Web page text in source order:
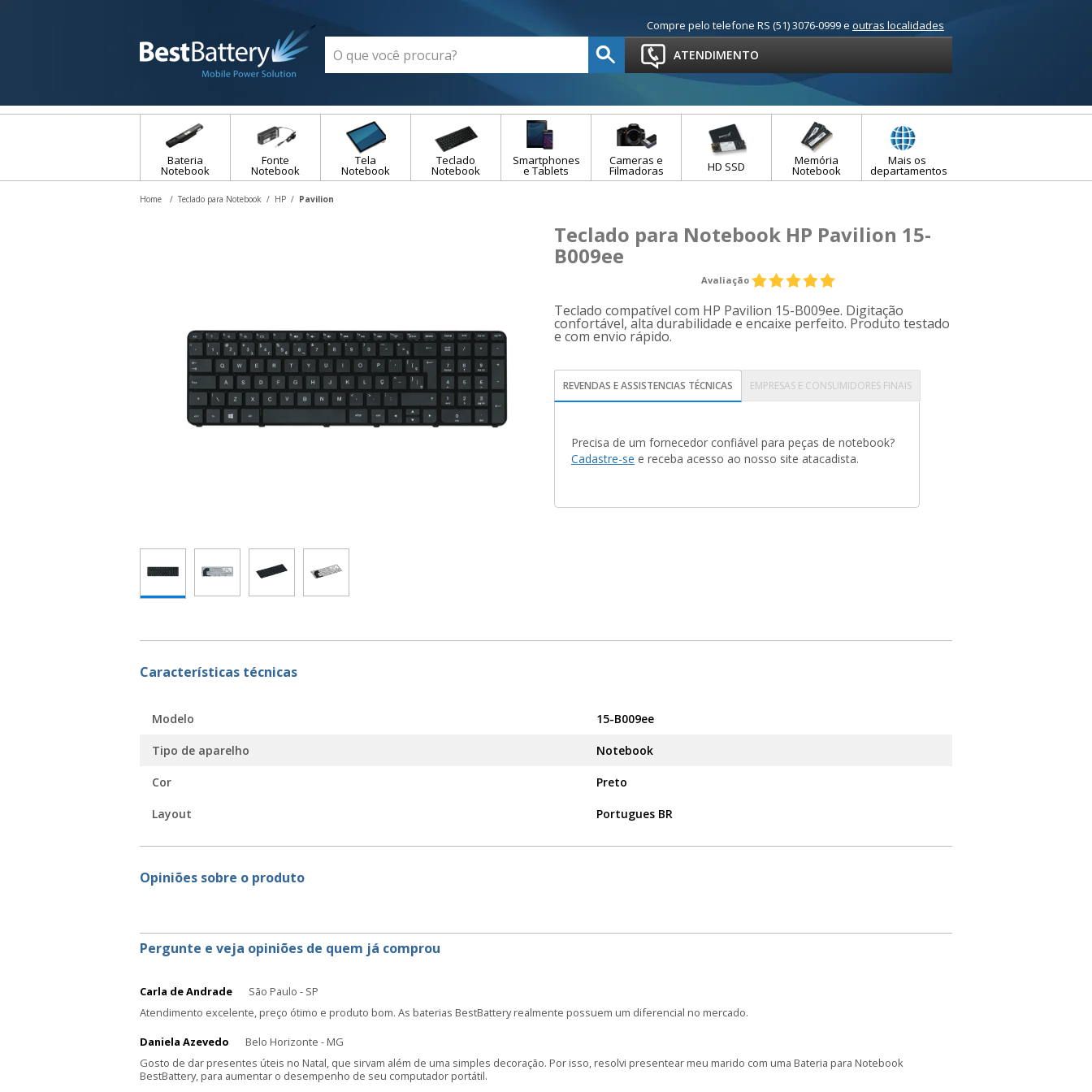
Compre pelo telefone RS (51) 3076-0999 e outras localidades
ATENDIMENTO
Bateria
Notebook
Fonte
Notebook
Tela
Notebook
Teclado
Notebook
Smartphones
e Tablets
Cameras e
Filmadoras HD SSD Memória
Notebook
Mais os
departamentos
Teclado para Notebook HP Pavilion
Teclado para Notebook HP Pavilion 15-
B009ee
Avaliação
Teclado compatível com HP Pavilion 15-B009ee. Digitação
confortável, alta durabilidade e encaixe perfeito. Produto testado
e com envio rápido.
REVENDAS E ASSISTENCIAS TÉCNICAS
Precisa de um fornecedor confiável para peças de notebook?
Cadastre-se e receba acesso ao nosso site atacadista.
EMPRESAS E CONSUMIDORES FINAIS
Características técnicas
Modelo 15-B009ee
Tipo de aparelho Notebook
Cor Preto
Layout Portugues BR
Opiniões sobre o produto
Pergunte e veja opiniões de quem já comprou
Carla de Andrade
São Paulo - SP
Atendimento excelente, preço ótimo e produto bom. As baterias BestBattery realmente possuem um diferencial no mercado.
Daniela Azevedo
Belo Horizonte - MG
Gosto de dar presentes úteis no Natal, que sirvam além de uma simples decoração. Por isso, resolvi presentear meu marido com uma Bateria para Notebook
BestBattery, para aumentar o desempenho de seu computador portátil.